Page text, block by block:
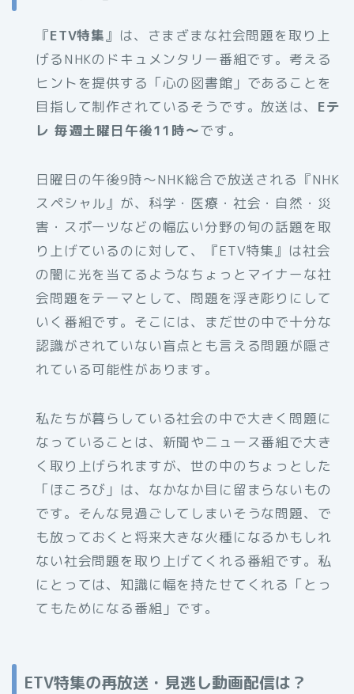
『ETV特集』は、さまざまな社会問題を取り上
げるNHKのドキュメンタリー番組です。考える
ヒントを提供する「心の図書館」であることを
目指して制作されているそうです。放送は、 Eテ
レ 毎週土曜日午後11時～です。
日曜日の午後9時～NHK総合で放送される『NHK
スペシャル』が、科学・医療・社会・自然・災
害・スポーツなどの幅広い分野の旬の話題を取
り上げているのに対して、『ETV特集』は社会
の闇に光を当てるようなちょっとマイナーな社
会問題をテーマとして、問題を浮き彫りにして
いく番組です。そこには、まだ世の中で十分な
認識がされていない盲点とも言える問題が隠さ
れている可能性があります。
私たちが暮らしている社会の中で大きく問題に
なっていることは、新聞やニュース番組で大き
く取り上げられますが、世の中のちょっとした
「ほころび」は、なかなか目に留まらないもの
です。そんな見過ごしてしまいそうな問題、で
も放っておくと将来大きな火種になるかもしれ
ない社会問題を取り上げてくれる番組です。私
にとっては、知識に幅を持たせてくれる「とっ
てもためになる番組」です。
ETV特集の再放送・見逃し動画配信は？